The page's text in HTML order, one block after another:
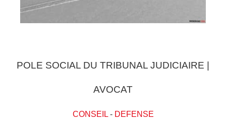
POLE SOCIAL DU TRIBUNAL JUDICIAIRE |
AVOCAT
CONSEIL- DEFENSE